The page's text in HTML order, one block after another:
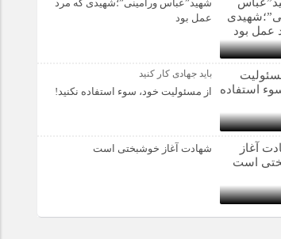
شهید”عباس ورامینی”؛شهیدی که مرد
عمل بود
باید جهادی کار کنید
از مسئولیت خود، سوء استفاده نکنید!
شهادت آغاز خوشبختی است